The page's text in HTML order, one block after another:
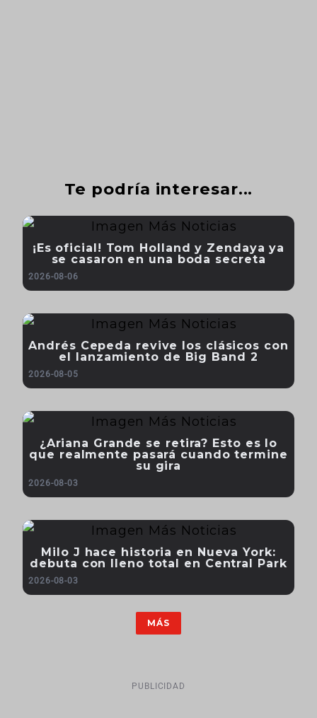
Te podría interesar...
¡Es oficial! Tom Holland y Zendaya ya
se casaron en una boda secreta
2026-08-06
Andrés Cepeda revive los clásicos con
el lanzamiento de Big Band 2
2026-08-05
¿Ariana Grande se retira? Esto es lo
que realmente pasará cuando termine
su gira
2026-08-03
Milo J hace historia en Nueva York:
debuta con lleno total en Central Park
2026-08-03
MÁS
PUBLICIDAD